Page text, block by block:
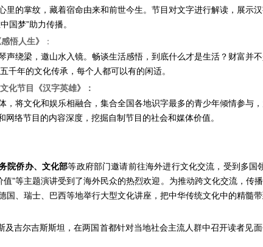
里的掌纹，藏着宿命由来和前世今生。节目对文字进行解读，展示
国梦”助力传播。
悟人生》 ：
声绕梁，邀山水入镜。畅谈生活感悟，到底什么才是生活？财富并
千年的文化传承，每个人都可以有的闲适。
化节目《汉字英雄》：
，将文化和娱乐相融合，集合全国各地识字最多的青少年倾情参与
网络节目的内容深度，挖掘自制节目的社会和媒体价值。
院侨办、文化部等政府部门邀请前往海外进行文化交流，受到多国
值”等主题演讲受到了海外民众的热烈欢迎。为推动跨文化交流，传
国、瑞士、巴西等地举行大型文化讲座，把中华传统文化中的精髓
及吉尔吉斯斯坦，在两国首都针对当地社会主流人群中召开读者见